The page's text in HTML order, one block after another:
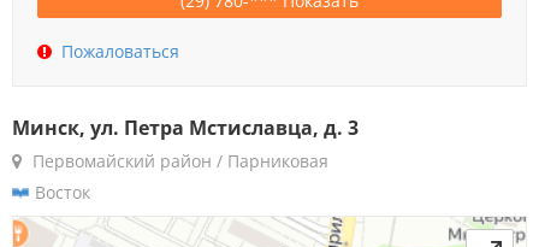
Пожаловаться
Минск, ул. Петра Мстиславца, д. 3
Первомайский район / Парниковая
Восток